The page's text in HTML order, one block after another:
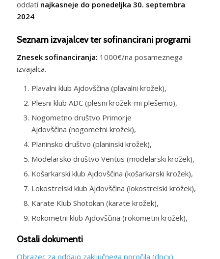
oddati najkasneje do ponedeljka 30. septembra
2024
Seznam izvajalcev ter sofinancirani programi
Znesek sofinanciranja: 1000€/na posameznega
izvajalca.
Plavalni klub Ajdovščina (plavalni krožek),
Plesni klub ADC (plesni krožek-mi plešemo),
Nogometno društvo Primorje
Ajdovščina (nogometni krožek),
Planinsko društvo (planinski krožek),
Modelarsko društvo Ventus (modelarski krožek),
Košarkarski klub Ajdovščina (košarkarski krožek),
Lokostrelski klub Ajdovščina (lokostrelski krožek),
Karate Klub Shotokan (karate krožek),
Rokometni klub Ajdovščina (rokometni krožek),
Ostali dokumenti
Obrazec za oddajo zaključnega poročila (docx)